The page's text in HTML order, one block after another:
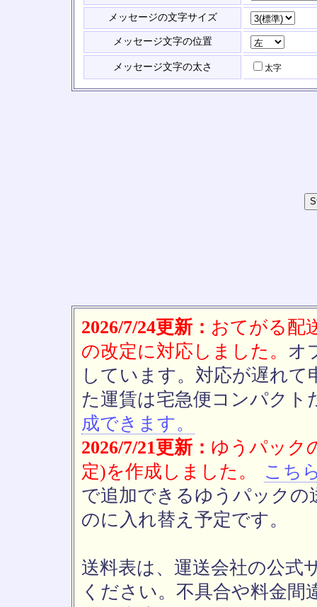
メッセージの文字サイズ
メッセージ文字の位置
メッセージ文字の太さ 太字
2026/7/24更新： おてがる配
の改定に対応しました。 オ
しています。対応が遅れ
た運賃は宅急便コンパクト
成できます。
2026/7/21更新： ゆうパック
定)を作成しました。
こち
で追加できるゆうパックの
のに入れ替え予定です。
送料表は、運送会社の公式
ください。不具合や料金間